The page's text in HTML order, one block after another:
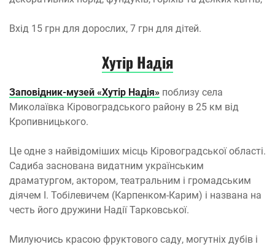
Вхід 15 грн для дорослих, 7 грн для дітей.
Хутір Надія
Заповідник-музей «Хутір Надія» поблизу села
Миколаївка Кіровоградського району в 25 км від
Кропивницького.
Це одне з найвідоміших місць Кіровоградської області.
Садиба заснована видатним українським
драматургом, актором, театральним і громадським
діячем І. Тобілевичем (Карпенком-Карим) і названа на
честь його дружини Надії Тарковської.
Милуючись красою фруктового саду, могутніх дубів і